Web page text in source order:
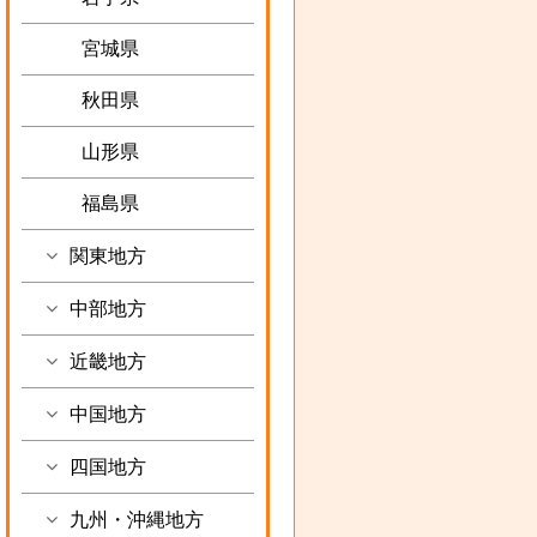
宮城県
秋田県
山形県
福島県
関東地方
中部地方
近畿地方
中国地方
四国地方
九州・沖縄地方